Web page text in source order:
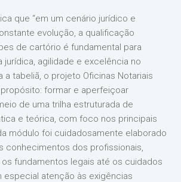
que “em um cenário jurídico e
evolução, a qualificação
de cartório é fundamental para
jurídica, agilidade e excelência no
a tabeliã, o projeto Oficinas Notariais
formar e aperfeiçoar
de uma trilha estruturada de
e teórica, com foco nos principais
módulo foi cuidadosamente elaborado
conhecimentos dos profissionais,
fundamentos legais até os cuidados
especial atenção às exigências